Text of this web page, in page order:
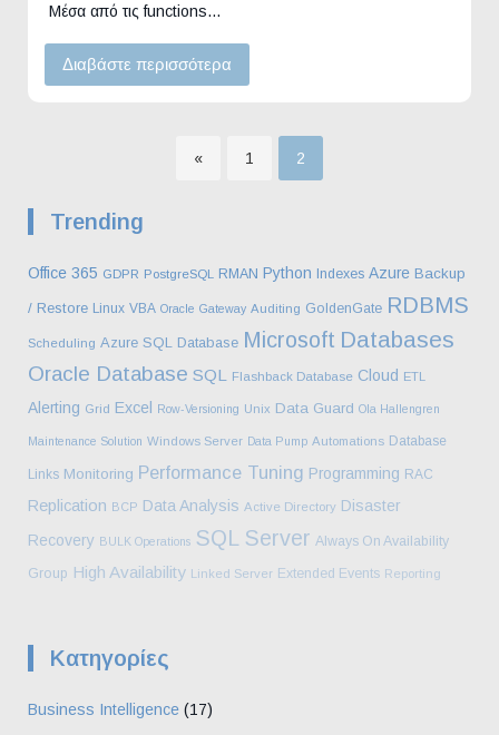
Μέσα από τις functions…
Διαβάστε περισσότερα
άρθρων
« Σελίδα
1 Σελίδα
2
Trending
Office 365 GDPR PostgreSQL RMAN Python Indexes Azure Backup
/ Restore Linux VBA Oracle Gateway Auditing GoldenGate RDBMS
Scheduling Azure SQL Database Microsoft Databases
Oracle Database SQL Flashback Database Cloud ETL
Alerting Grid Excel Row-Versioning Unix Data Guard Ola Hallengren
Maintenance Solution Windows Server Data Pump Automations Database
Links Monitoring Performance Tuning Programming RAC
Replication BCP Data Analysis Active Directory Disaster
Recovery BULK Operations SQL Server Always On Availability
Group High Availability Linked Server Extended Events Reporting
Kατηγορίες
Business Intelligence (17)